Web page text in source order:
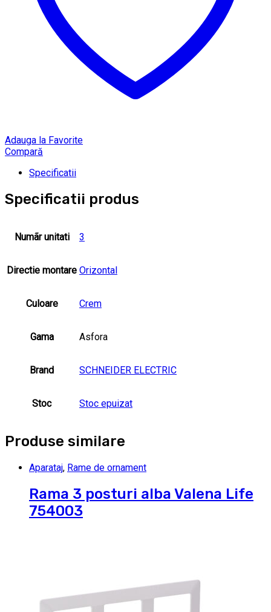
Adauga la Favorite
Compară
Specificatii
Specificatii produs
Numãr unitati 3
Directie montare Orizontal
Culoare Crem
Gama Asfora
Brand SCHNEIDER ELECTRIC
Stoc Stoc epuizat
Produse similare
Aparataj, Rame de ornament
Rama 3 posturi alba Valena Life
754003